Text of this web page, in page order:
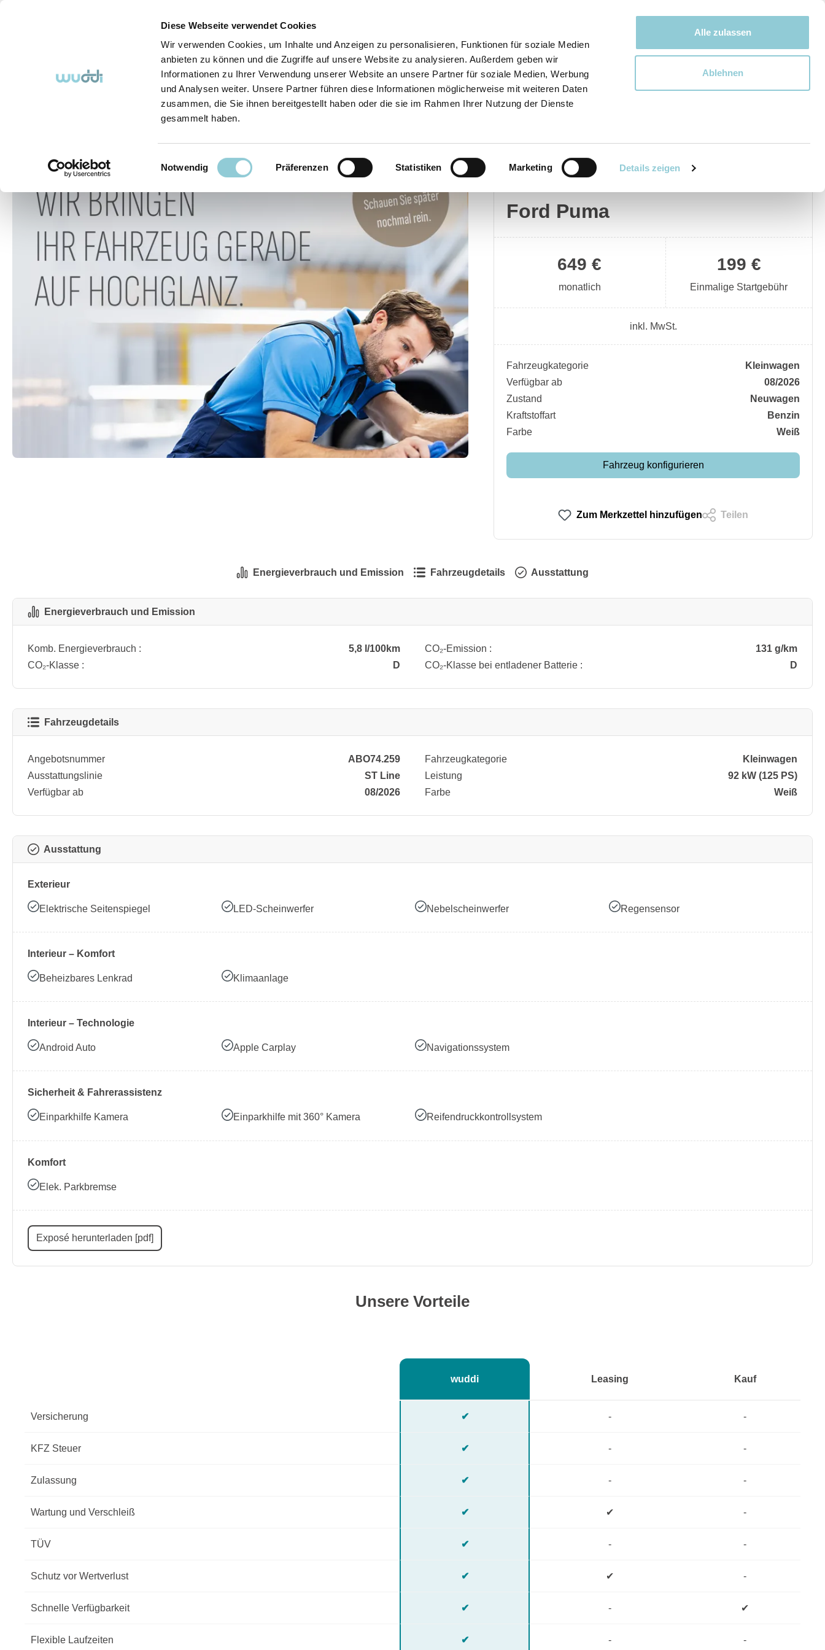
Diese Webseite verwendet Cookies
Wir verwenden Cookies, um Inhalte und Anzeigen zu personalisieren, Funktionen für soziale Medien
anbieten zu können und die Zugriffe auf unsere Website zu analysieren. Außerdem geben wir
Informationen zu Ihrer Verwendung unserer Website an unsere Partner für soziale Medien, Werbung
und Analysen weiter. Unsere Partner führen diese Informationen möglicherweise mit weiteren Daten
zusammen, die Sie ihnen bereitgestellt haben oder die sie im Rahmen Ihrer Nutzung der Dienste
gesammelt haben.
Einwilligungsauswahl
Notwendig Präferenzen Statistiken Marketing Details zeigen
Alle zulassen
Ablehnen
Bewegen bewegt uns!
Abo-Fahrzeuge So funktioniert's (FAQ) Über Uns Kontakt
Bildergalerie überspringen
Ford Puma
199 €
Einmalige Startgebühr
649 €
monatlich
inkl. MwSt.
Fahrzeugkategorie
Kleinwagen
Verfügbar ab
08/2026
Zustand
Neuwagen
Kraftstoffart
Benzin
Farbe
Weiß
Fahrzeug konfigurieren
Zum Merkzettel hinzufügen Teilen
Energieverbrauch und Emission Fahrzeugdetails Ausstattung
Energieverbrauch und Emission
Komb. Energieverbrauch : 5,8 l/100km CO₂-Emission :
131 g/km
CO₂-Klasse :
D CO₂-Klasse bei entladener Batterie : D
Fahrzeugdetails
Angebotsnummer
ABO74.259
Ausstattungslinie
ST Line
Verfügbar ab
08/2026
Fahrzeugkategorie
Kleinwagen
Leistung
92 kW (125 PS)
Farbe
Weiß
Ausstattung
Exterieur
Elektrische Seitenspiegel LED-Scheinwerfer Nebelscheinwerfer Regensensor
Interieur – Komfort
Beheizbares Lenkrad Klimaanlage
Interieur – Technologie
Android Auto Apple Carplay Navigationssystem
Sicherheit & Fahrerassistenz
Einparkhilfe Kamera Einparkhilfe mit 360° Kamera Reifendruckkontrollsystem
Komfort
Elek. Parkbremse
Exposé herunterladen [pdf]
Unsere Vorteile
wuddi Leasing Kauf
Versicherung ✔ - -
KFZ Steuer ✔ - -
Zulassung ✔ - -
Wartung und Verschleiß ✔ ✔ -
TÜV ✔ - -
Schutz vor Wertverlust ✔ ✔ -
Schnelle Verfügbarkeit ✔ - ✔
Flexible Laufzeiten ✔ - -